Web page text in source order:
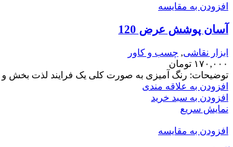
افزودن به مقایسه
آسان پوشش عرض 120
ابزار نقاشی, چسب و کاور
۱۷۰,۰۰۰ تومان
توضیحات: رنگ آمیزی به صورت کلی یک فرایند لذت بخش
افزودن به علاقه مندی
افزودن به سبد خرید
نمایش سریع
افزودن به مقایسه